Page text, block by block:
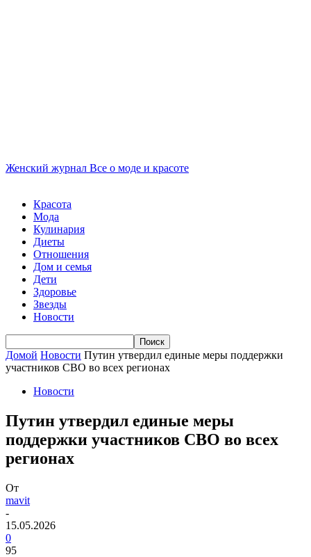
Женский журнал Все о моде и красоте
Красота
Мода
Кулинария
Диеты
Отношения
Дом и семья
Дети
Здоровье
Звезды
Новости
Домой Новости Путин утвердил единые меры поддержки
участников СВО во всех регионах
Новости
Путин утвердил единые меры
поддержки участников СВО во всех
регионах
От
mavit
-
15.05.2026
0
95